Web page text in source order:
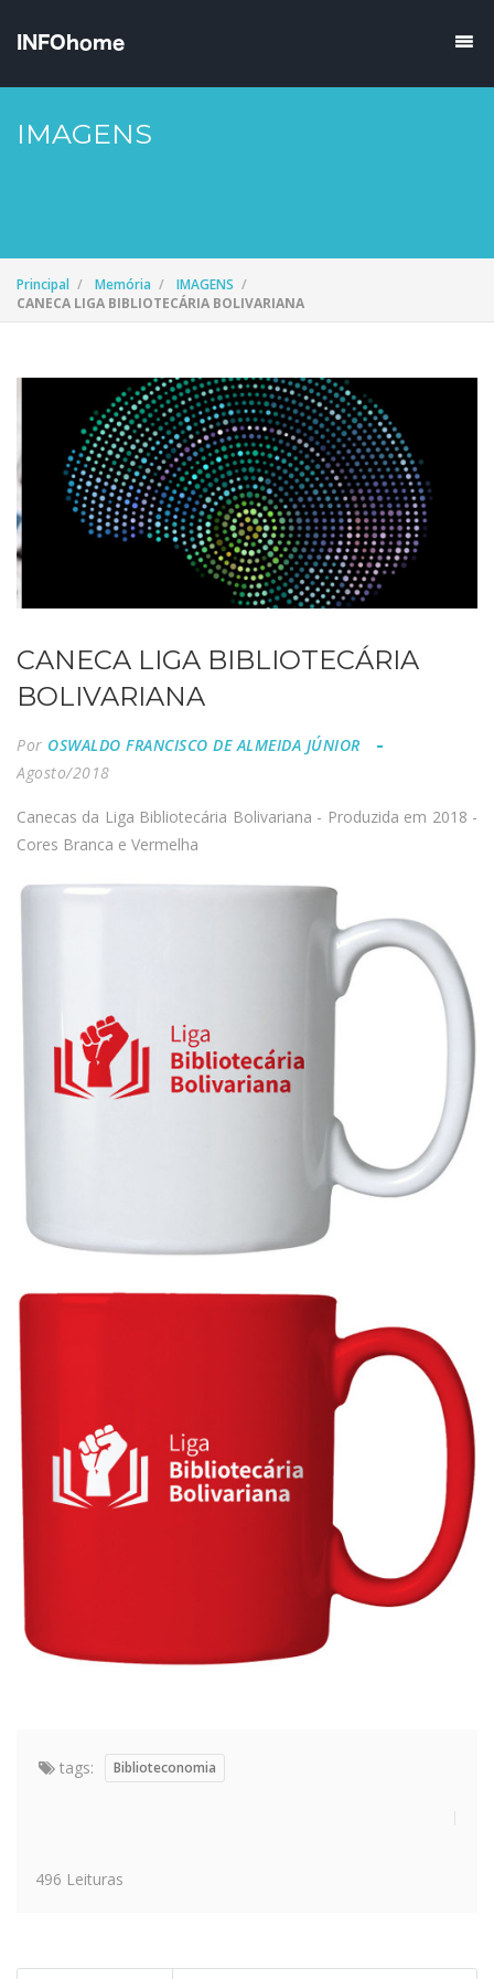
IMAGENS
Principal Memória
IMAGENS
CANECA LIGA BIBLIOTECÁRIA BOLIVARIANA
CANECA LIGA BIBLIOTECÁRIA
BOLIVARIANA
Por OSWALDO FRANCISCO DE ALMEIDA JÚNIOR
Agosto/2018
Canecas da Liga Bibliotecária Bolivariana - Produzida em 2018 -
Cores Branca e Vermelha
tags: Biblioteconomia
496 Leituras